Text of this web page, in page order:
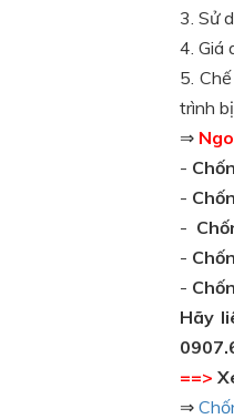
3. Sử
4. Giá
5.
trình
⇒
-
-
-
-
-
Hãy
==>
⇒